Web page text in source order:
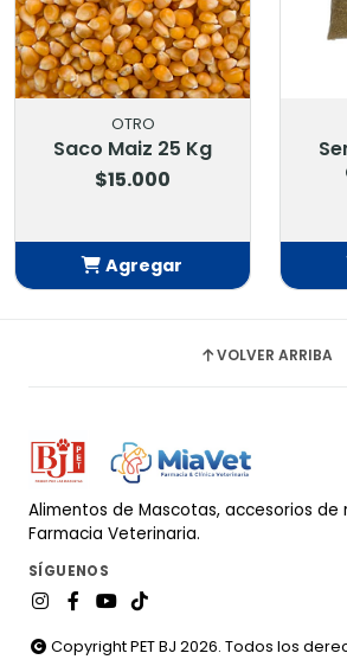
OTRO
Saco Maiz 25 Kg
$15.000
Agregar
VOLVER ARRIBA
Alimentos de Mascotas, accesorios de
Farmacia Veterinaria.
SÍGUENOS
Copyright PET BJ 2026. Todos los